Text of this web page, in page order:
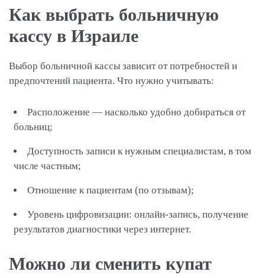
Как выбрать больничную
кассу в Израиле
Выбор больничной кассы зависит от потребностей и
предпочтений пациента. Что нужно учитывать:
Расположение — насколько удобно добираться от
больниц;
Доступность записи к нужным специалистам, в том
числе частным;
Отношение к пациентам (по отзывам);
Уровень цифровизации: онлайн-запись, получение
результатов диагностики через интернет.
Можно ли сменить купат